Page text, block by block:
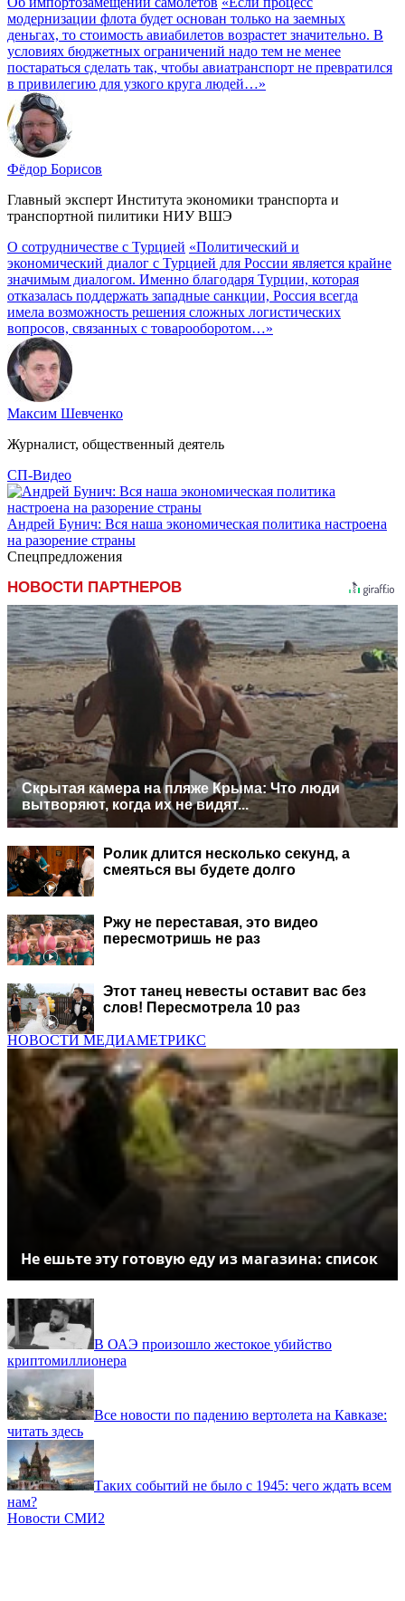
модернизации флота будет основан только на заемных
деньгах, то стоимость авиабилетов возрастет значительно. В
условиях бюджетных ограничений надо тем не менее
постараться сделать так, чтобы авиатранспорт не превратился
в привилегию для узкого круга людей…»
Фёдор Борисов
Главный эксперт Института экономики транспорта и
транспортной пилитики НИУ ВШЭ
О сотрудничестве с Турцией «Политический и
экономический диалог с Турцией для России является крайне
значимым диалогом. Именно благодаря Турции, которая
отказалась поддержать западные санкции, Россия всегда
имела возможность решения сложных логистических
вопросов, связанных с товарооборотом…»
Максим Шевченко
Журналист, общественный деятель
СП-Видео
Андрей Бунич: Вся наша экономическая политика настроена
на разорение страны
Спецпредложения
НОВОСТИ ПАРТНЕРОВ
Скрытая камера на пляже Крыма: Что люди
вытворяют, когда их не видят...
Ролик длится несколько секунд, а
смеяться вы будете долго
Ржу не переставая, это видео
пересмотришь не раз
Этот танец невесты оставит вас без
слов! Пересмотрела 10 раз
НОВОСТИ МЕДИАМЕТРИКС
Не ешьте эту готовую еду из магазина: список
В ОАЭ произошло жестокое убийство
криптомиллионера
Все новости по падению вертолета на Кавказе:
читать здесь
Таких событий не было с 1945: чего ждать всем
нам?
Новости СМИ2